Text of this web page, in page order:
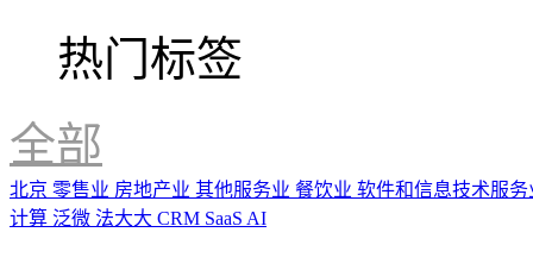
热门标签
全部
北京 零售业 房地产业 其他服务业 餐饮业 软件和信息技术服
计算 泛微 法大大 CRM SaaS AI